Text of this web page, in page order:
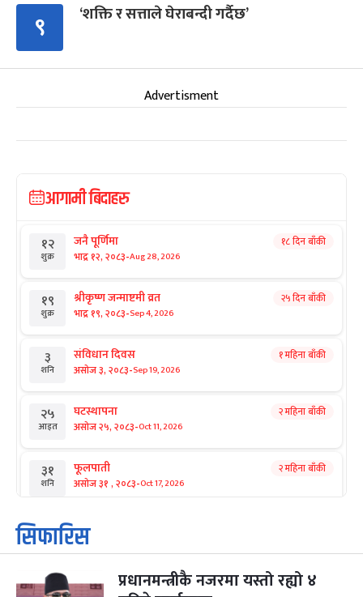
९ ‘शक्ति र सत्ताले घेराबन्दी गर्दैछ’
Advertisment
आगामी बिदाहरु
१२
शुक्र
जनै पूर्णिमा
भाद्र १२, २०८३-Aug 28, 2026
१८ दिन बाँकी
१९
शुक्र
श्रीकृष्ण जन्माष्टमी व्रत
भाद्र १९, २०८३-Sep 4, 2026
२५ दिन बाँकी
३
शनि
संविधान दिवस
असोज ३, २०८३-Sep 19, 2026
१ महिना बाँकी
२५
आइत
घटस्थापना
असोज २५, २०८३-Oct 11, 2026
२ महिना बाँकी
३१
शनि
फूलपाती
असोज ३१ , २०८३-Oct 17, 2026
२ महिना बाँकी
१
आइत
कार्तिक सङ्क्रान्ति
कार्तिक १, २०८३
३ महानवमी २ महिना बाँकी
सिफारिस
प्रधानमन्त्रीकै नजरमा यस्तो रह्यो ४